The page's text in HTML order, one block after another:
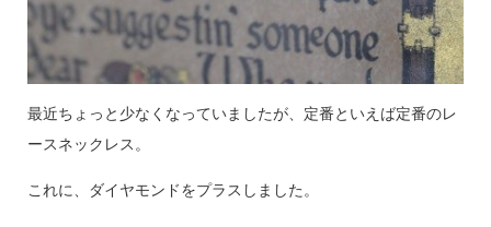
最近ちょっと少なくなっていましたが、定番といえば定番のレ
ースネックレス。
これに、ダイヤモンドをプラスしました。